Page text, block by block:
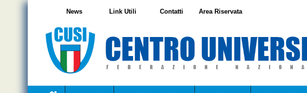
Skip
News Link Utili Contatti Area Riservata